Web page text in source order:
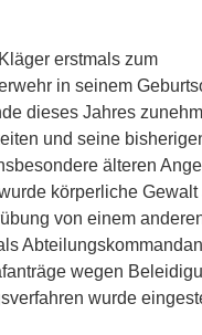
erstmals zum
in seinem
dieses Jahres
und seine
älteren
körperliche
von einem
wegen
wurde